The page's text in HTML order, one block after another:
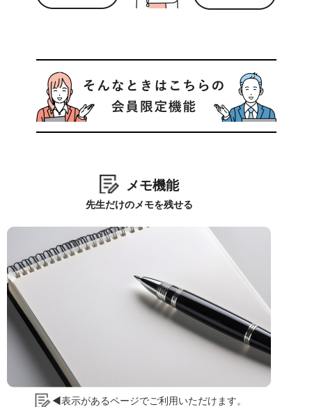
メモ機能
先生だけのメモを残せる
◀表示があるページでご利用いただけます。